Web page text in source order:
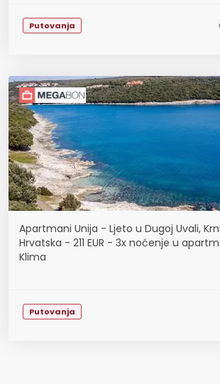
Putovanja
Apartmani Unija - Ljeto u Dugoj Uvali,
Hrvatska - 211 EUR - 3x noćenje u
Klima
Putovanja